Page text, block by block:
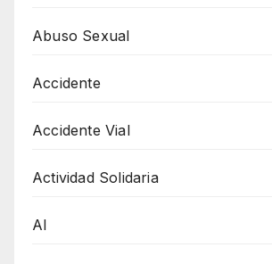
Abuso Sexual
Accidente
Accidente Vial
Actividad Solidaria
AI